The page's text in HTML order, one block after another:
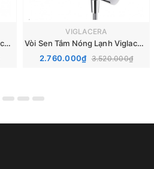
Vòi Sen Tắm Nóng Lạnh Viglacera VG568
VIGLACERA
Vòi Sen Tắm Nóng Lạnh Viglacera VG541
2.760.000₫ 3.520.000₫